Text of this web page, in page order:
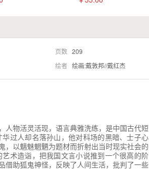
页数 209
绘者 绘画:戴敦邦//戴红杰
人物活灵活现，语言典雅洗练，是中国古代短
过人却名落孙山，他对科场的黑暗、士子心
，以魑魅魍魉为题材而折射出当时现实社会的
术造诣，把我国文言小说推到一个很高的阶
借助狐鬼神怪，反映了人间生活，批判了一些